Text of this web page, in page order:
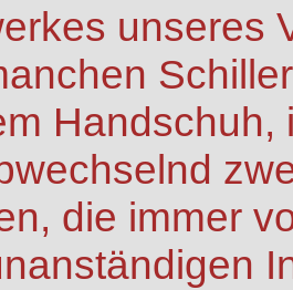
unseres
die immer